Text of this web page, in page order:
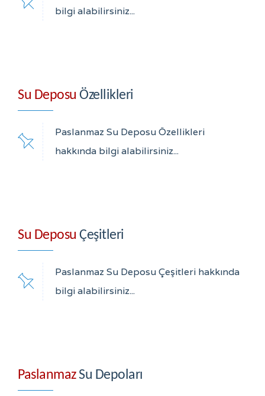
bilgi alabilirsiniz...
Su Deposu Özellikleri
Paslanmaz Su Deposu Özellikleri
hakkında bilgi alabilirsiniz...
Su Deposu Çeşitleri
Paslanmaz Su Deposu Çeşitleri hakkında
bilgi alabilirsiniz...
PaslanmazSu Depoları